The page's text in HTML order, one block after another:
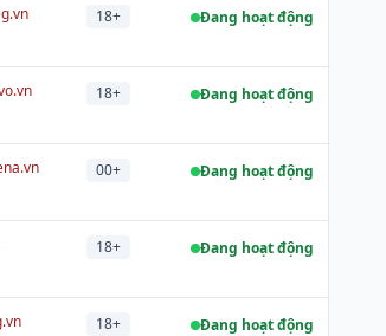
18+ Đang hoạt động
18+ Đang hoạt động
00+ Đang hoạt động
18+ Đang hoạt động
18+ Đang hoạt động